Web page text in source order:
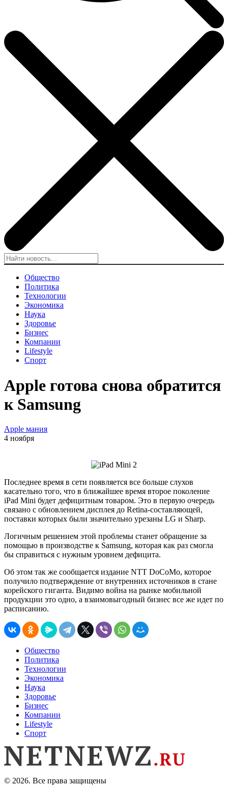
Общество
Политика
Технологии
Экономика
Наука
Здоровье
Бизнес
Компании
Lifestyle
Спорт
Apple готова снова обратится
к Samsung
Apple мания
4 ноября
Последнее время в сети появляется все больше слухов
касательно того, что в ближайшее время второе поколение
iPad Mini будет дефицитным товаром. Это в первую очередь
связано с обновлением дисплея до Retina-составляющей,
поставки которых были значительно урезаны LG и Sharp.
Логичным решением этой проблемы станет обращение за
помощью в производстве к Samsung, которая как раз смогла
бы справиться с нужным уровнем дефицита.
Об этом так же сообщается издание NTT DoCoMo, которое
получило подтверждение от внутренних источников в стане
корейского гиганта. Видимо война на рынке мобильной
продукции это одно, а взаимовыгодный бизнес все же идет по
расписанию.
Общество
Политика
Технологии
Экономика
Наука
Здоровье
Бизнес
Компании
Lifestyle
Спорт
© 2026. Все права защищены